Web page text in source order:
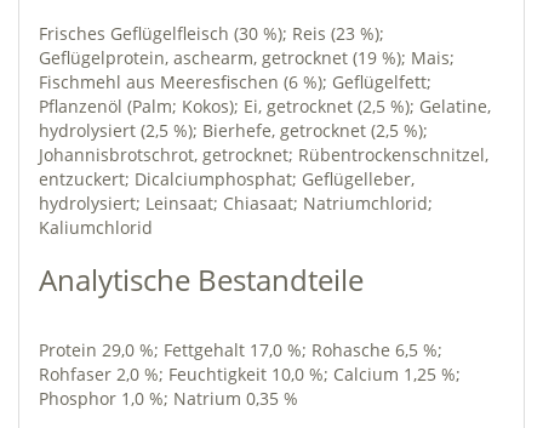
Frisches Geflügelfleisch (30 %); Reis (23 %);
Geflügelprotein, aschearm, getrocknet (19 %); Mais;
Fischmehl aus Meeresfischen (6 %); Geflügelfett;
Pflanzenöl (Palm; Kokos); Ei, getrocknet (2,5 %); Gelatine,
hydrolysiert (2,5 %); Bierhefe, getrocknet (2,5 %);
Johannisbrotschrot, getrocknet; Rübentrockenschnitzel,
entzuckert; Dicalciumphosphat; Geflügelleber,
hydrolysiert; Leinsaat; Chiasaat; Natriumchlorid;
Kaliumchlorid
Analytische Bestandteile
Protein 29,0 %; Fettgehalt 17,0 %; Rohasche 6,5 %;
Rohfaser 2,0 %; Feuchtigkeit 10,0 %; Calcium 1,25 %;
Phosphor 1,0 %; Natrium 0,35 %